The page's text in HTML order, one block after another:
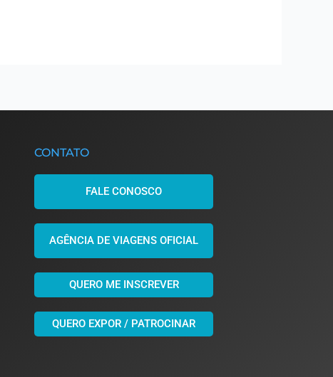
CONTATO
FALE CONOSCO
AGÊNCIA DE VIAGENS OFICIAL
QUERO ME INSCREVER
QUERO EXPOR / PATROCINAR